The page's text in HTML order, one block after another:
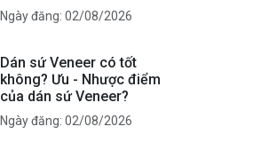
Ngày đăng: 02/08/2026
Dán sứ Veneer có tốt
không? Ưu - Nhược điểm
của dán sứ Veneer?
Ngày đăng: 02/08/2026